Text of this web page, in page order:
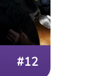
#12